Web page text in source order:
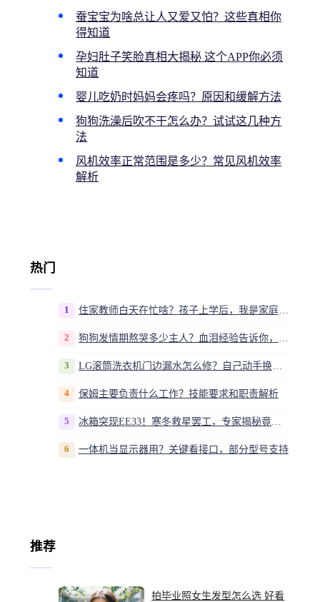
蚕宝宝为啥总让人又爱又怕？这些真相你
得知道
孕妇肚子笑脸真相大揭秘 这个APP你必须
知道
婴儿吃奶时妈妈会疼吗？原因和缓解方法
狗狗洗澡后吹不干怎么办？试试这几种方
法
风机效率正常范围是多少？常见风机效率
解析
热门
1 住家教师白天在忙啥？孩子上学后，我是家庭运营官
2
3 LG滚筒洗衣机门边漏水怎么修？自己动手换密封圈教程视频
4 保姆主要负责什么工作？技能要求和职责解析
5 冰箱突现EE33！寒冬救星罢工，专家揭秘竟是无解故障？
6 一体机当显示器用？关键看接口，部分型号支持
推荐
拍毕业照女生发型怎么选 好看